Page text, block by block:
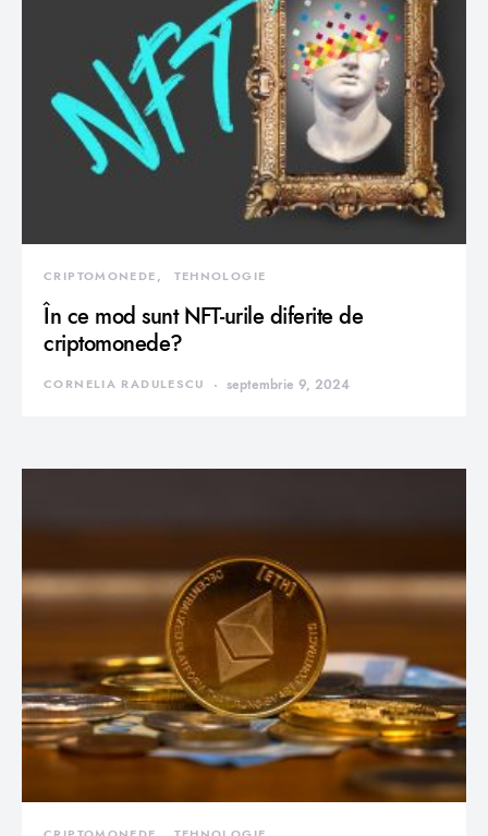
CRIPTOMONEDE TEHNOLOGIE
În ce mod sunt NFT-urile diferite de
criptomonede?
CORNELIA RADULESCU septembrie 9, 2024